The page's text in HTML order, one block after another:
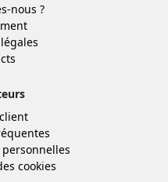
nous ?
cookies